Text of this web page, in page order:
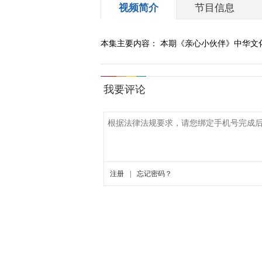
视频简介 节目信息
本集主要内容： 本期《亲心小伙伴》中华